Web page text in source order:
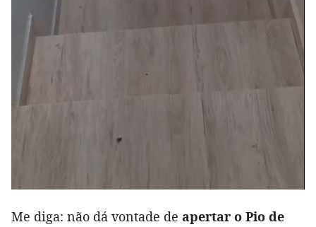
Me diga: não dá vontade de apertar o Pio de